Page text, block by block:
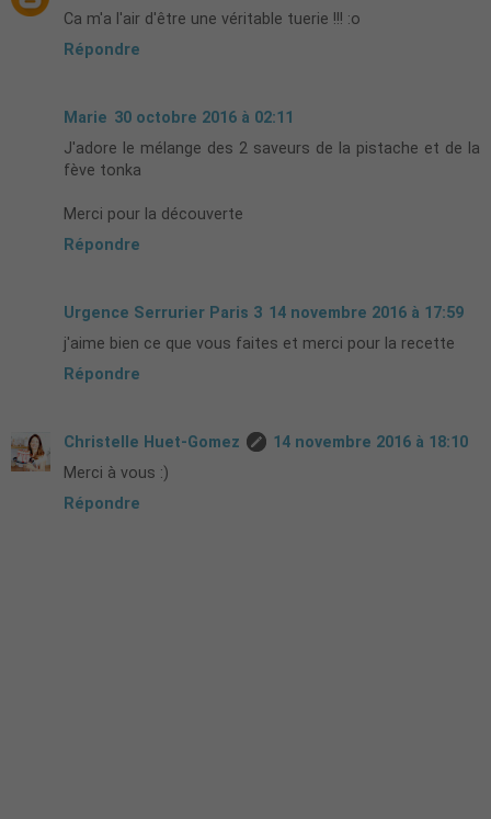
Ca m'a l'air d'être une véritable tuerie !!! :o
Répondre
Marie 30 octobre 2016 à 02:11
J'adore le mélange des 2 saveurs de la pistache et de la
fève tonka
Merci pour la découverte
Répondre
Urgence Serrurier Paris 3 14 novembre 2016 à 17:59
j'aime bien ce que vous faites et merci pour la recette
Répondre
Christelle Huet-Gomez
14 novembre 2016 à 18:10
Merci à vous :)
Répondre